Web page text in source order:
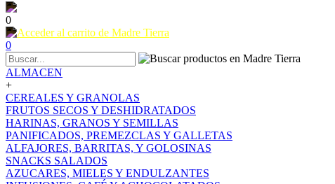
0
0
ALMACEN
+
CEREALES Y GRANOLAS
FRUTOS SECOS Y DESHIDRATADOS
HARINAS, GRANOS Y SEMILLAS
PANIFICADOS, PREMEZCLAS Y GALLETAS
ALFAJORES, BARRITAS, Y GOLOSINAS
SNACKS SALADOS
AZUCARES, MIELES Y ENDULZANTES